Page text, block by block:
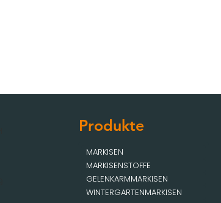
Produkte
MARKISEN
MARKISENSTOFFE
GELENKARMMARKISEN
WINTERGARTENMARKISEN